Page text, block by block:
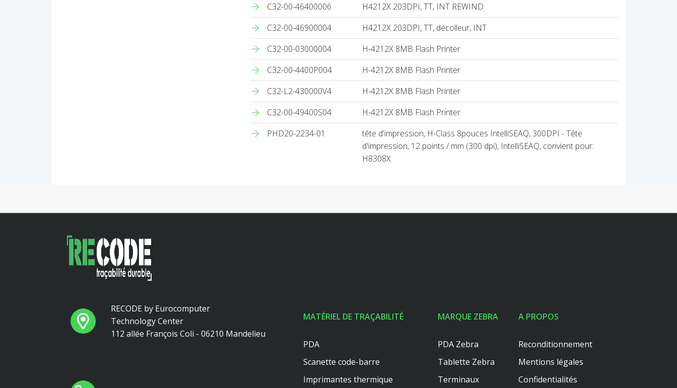
C32-00-46400006
H4212X 203DPI, TT, INT REWIND
C32-00-46900004
H4212X 203DPI, TT, décolleur, INT
C32-00-03000004
H-4212X 8MB Flash Printer
C32-00-4400P004
H-4212X 8MB Flash Printer
C32-L2-430000V4
H-4212X 8MB Flash Printer
C32-00-49400S04
H-4212X 8MB Flash Printer
PHD20-2234-01
tête d'impression, H-Class 8pouces IntelliSEAQ, 300DPI - Tête
d'impression, 12 points / mm (300 dpi), IntelliSEAQ, convient pour:
H8308X
RECODE by Eurocomputer
Technology Center
112 allée François Coli - 06210 Mandelieu
MATÉRIEL DE TRAÇABILITÉ
PDA
Scanette code-barre
Imprimantes thermique
MARQUE ZEBRA
PDA Zebra
Tablette Zebra
Terminaux
A PROPOS
Reconditionnement
Mentions légales
Confidentialités